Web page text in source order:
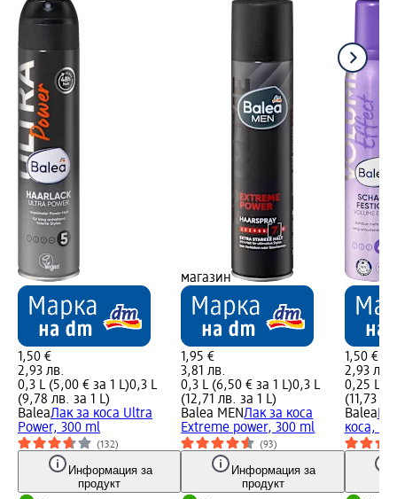
1,50 €
2,93 лв.
0,3 L (5,00 € за 1 L)0,3 L
(9,78 лв. за 1 L)
BaleaЛак за коса Ultra
Power, 300 ml
(132)
Информация за
продукт
магазин
1,95 €
3,81 лв.
0,3 L (6,50 € за 1 L)0,3 L
(12,71 лв. за 1 L)
Balea MENЛак за коса
Extreme power, 300 ml
(93)
Информация за
продукт
1,50 €
2,93 лв.
0,25 L
(11,73
Balea
коса,